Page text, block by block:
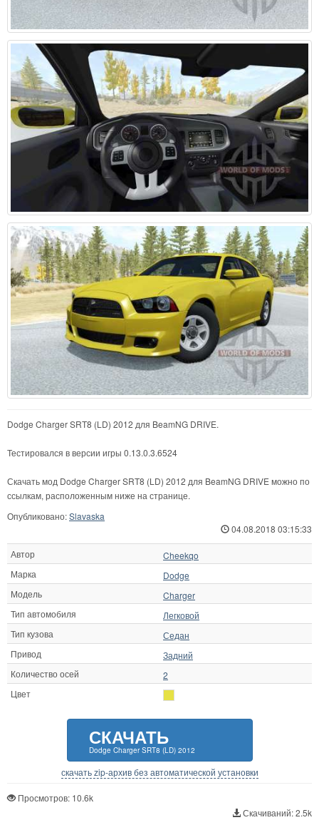
Dodge Charger SRT8 (LD) 2012 для BeamNG DRIVE.
Тестировался в версии игры 0.13.0.3.6524
Скачать мод Dodge Charger SRT8 (LD) 2012 для BeamNG DRIVE можно по
ссылкам, расположенным ниже на странице.
Опубликовано:Slavaska
04.08.2018 03:15:33
Автор
Cheekqo
Марка
Dodge
Модель
Charger
Тип автомобиля
Легковой
Тип кузова
Седан
Привод
Задний
Количество осей
2
Цвет
СКАЧАТЬ
Dodge Charger SRT8 (LD) 2012
скачать zip-архив без автоматической установки
Просмотров: 10.6k
Скачиваний: 2.5k